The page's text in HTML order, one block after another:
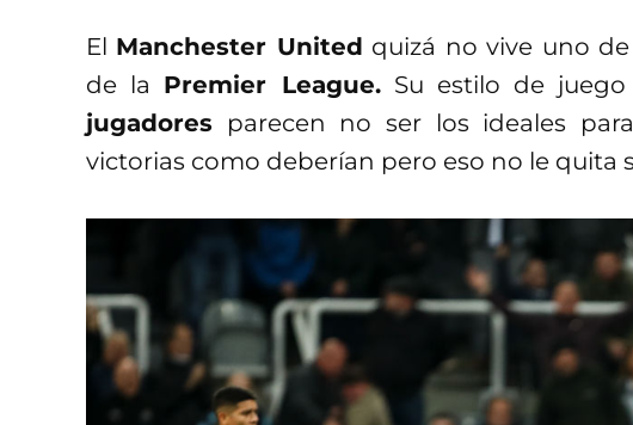
El Manchester United quizá no vive uno
de la Premier League.Su estilo de juego
jugadores parecen no ser los ideales
victorias como deberían pero eso no le quita